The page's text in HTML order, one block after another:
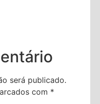
será publicado.
com *